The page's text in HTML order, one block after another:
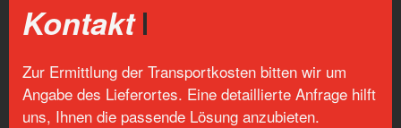
Kontakt
Zur Ermittlung der Transportkosten bitten wir um
Angabe des Lieferortes. Eine detaillierte Anfrage hilft
uns, Ihnen die passende Lösung anzubieten.